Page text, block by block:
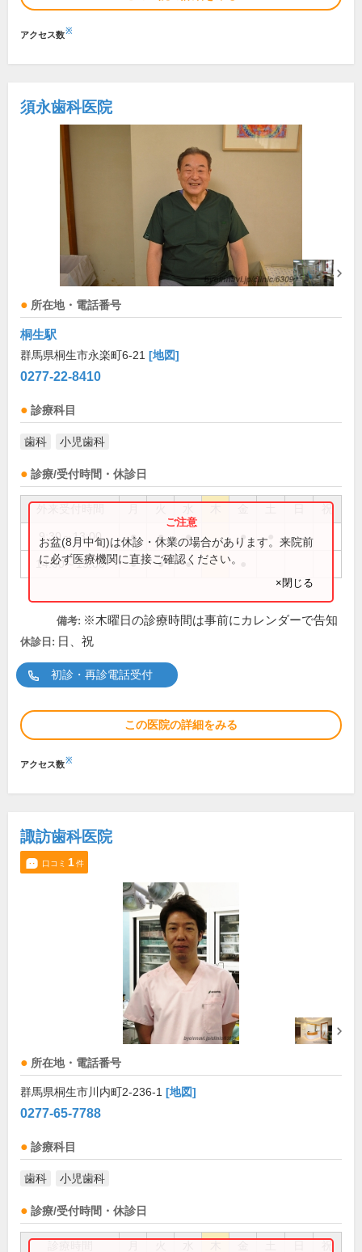
アクセス数※
須永歯科医院
所在地・電話番号
桐生駅
群馬県桐生市永楽町6-21 [地図]
0277-22-8410
診療科目
歯科 小児歯科
診療/受付時間・休診日
祝
9:30～13:00 ● ● ● ●
14:00～19:00 ● ● ●
お盆(8月中旬)は休診・休業の場合があります。来院前
に必ず医療機関に直接ご確認ください。
×閉じる
備考: ※木曜日の診療時間は事前にカレンダーで告知
休診日: 日、祝
初診・再診電話受付
この医院の詳細をみる
アクセス数※
諏訪歯科医院
口コミ 1件
所在地・電話番号
群馬県桐生市川内町2-236-1 [地図]
0277-65-7788
診療科目
歯科 小児歯科
診療/受付時間・休診日
祝